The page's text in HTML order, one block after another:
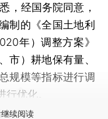
经国务院同意，
制的《全国土地利
年）调整方案》
市）耕地保有量、
规模等指标进行调
优化。
续阅读